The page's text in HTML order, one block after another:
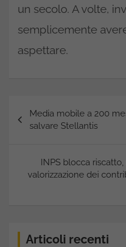
un secolo. A volte,
semplicemente
aspettare.
articoli
Media mobile a 200
salvare Stellantis
INPS blocca
valorizzazione dei
Articoli recenti